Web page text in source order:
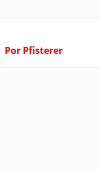
Por Pfisterer